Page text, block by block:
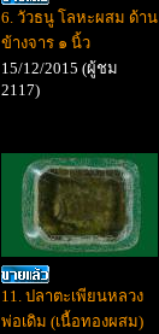
6. วัวธนู โลหะผสม ด้าน
ข้างจาร ๑ นิ้ว
15/12/2015 (ผู้ชม
2117)
11. ปลาตะเพียนหลวง
พ่อเดิม (เนื้อทองผสม)